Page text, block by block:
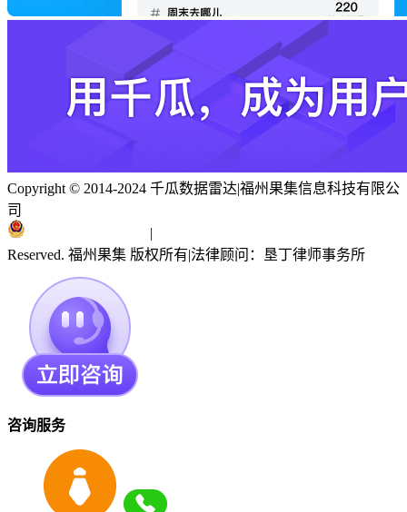
Copyright © 2014-2024 千瓜数据雷达|福州果集信息科技有限公
司
|
Reserved. 福州果集 版权所有|法律顾问：垦丁律师事务所
咨询服务